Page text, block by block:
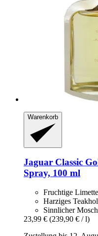
Warenkorb
Jaguar Classic
Spray, 100 ml
Fruchtige Limette
Harziges
Sinnlicher
23,99 € (239,90 € / l)